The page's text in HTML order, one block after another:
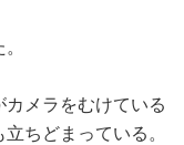
メラをむけている
ちどまっている。